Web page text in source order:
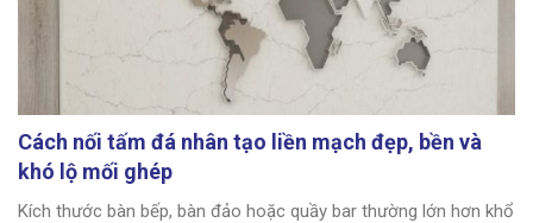
Cách nối tấm đá nhân tạo liền mạch đẹp, bền và
khó lộ mối ghép
Kích thước bàn bếp, bàn đảo hoặc quầy bar thường lớn hơn khổ